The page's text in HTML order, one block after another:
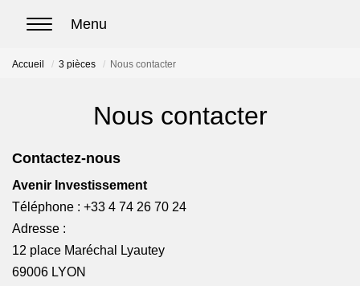
ACHETER
Chasse immobilière
LOUER
Accueil 3 pièces Nous contacter
Nous contacter
Contactez-nous
Avenir Investissement
Téléphone : +33 4 74 26 70 24
Adresse :
12 place Maréchal Lyautey
69006 LYON